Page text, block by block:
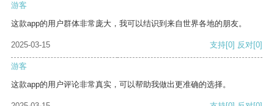
游客
这款app的用户群体非常庞大，我可以结识到来自世界各地的朋友。
2025-03-15 支持[0] 反对[0]
游客
这款app的用户评论非常真实，可以帮助我做出更准确的选择。